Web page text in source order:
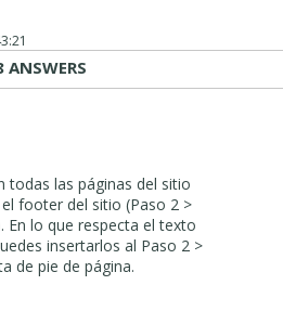
ANSWERS
todas las páginas del sitio
footer del sitio (Paso 2 >
En lo que respecta el texto
insertarlos al Paso 2 >
de pie de página.